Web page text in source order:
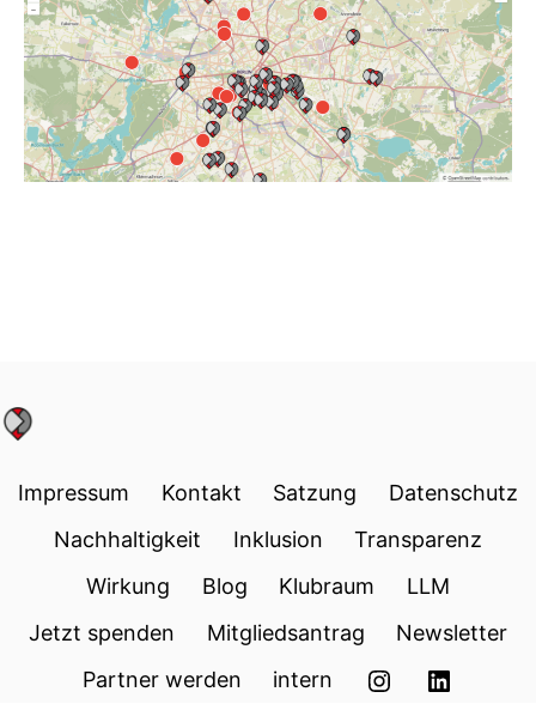
Impressum Kontakt Satzung
Datenschutz
Nachhaltigkeit
Inklusion
Transparenz
Wirkung
Blog Klubraum
LLM
Jetzt spenden
Mitgliedsantrag
Newsletter
Partner werden
intern Instagram